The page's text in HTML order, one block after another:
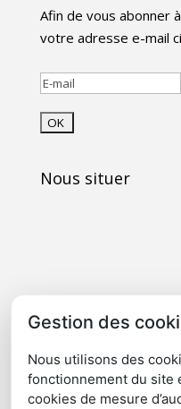
Afin de vous abonner
votre adresse e-mail
Nous situer
Gestion des
Nous utilisons des
fonctionnement du site
cookies de mesure